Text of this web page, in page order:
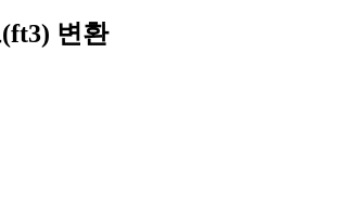
변환